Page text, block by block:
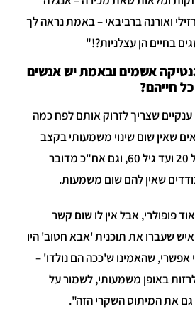
ואורנה ברביבאי – באמת נראה לך
בחיים הן עצלניות?!"
אשמים ובאמת יש אנשים
חייהם?
שצריך לזרוק אותם לפח כמה
שאין שום שינוי משמעותי בקצב
חילוף החומרים בגוף מגיל 20 ועד גיל 60, וגם אח"כ מדובר
שאין להם שום משמעות.
פופולרי, אבל אין לו שום קשר
מתוך 25,000 איש שעברו את תוכנית 'אבא חטוב' היו
אפשרי, שהאמינו ש'ככה הם נולדו' –
לרזות באופן משמעותי, לשמור על
גם את המיתוס השקרי הזה".